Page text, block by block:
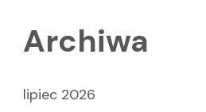
Archiwa
lipiec 2026